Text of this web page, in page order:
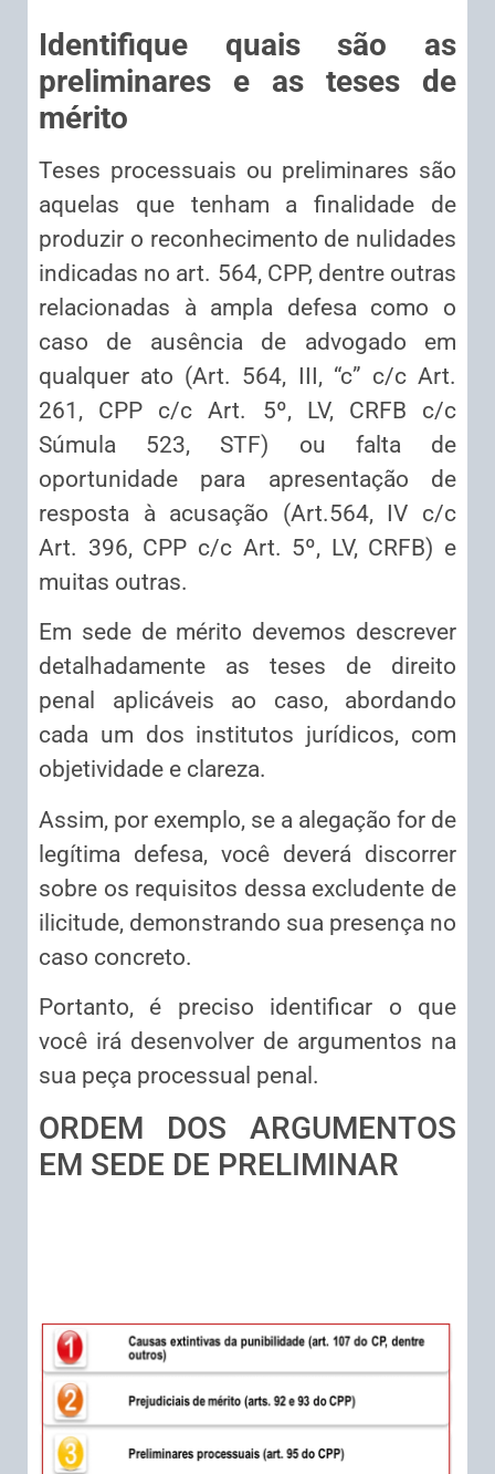
Identifique quais são as
preliminares e as teses de
mérito
Teses processuais ou preliminares são
aquelas que tenham a finalidade de
produzir o reconhecimento de nulidades
indicadas no art. 564, CPP, dentre outras
relacionadas à ampla defesa como o
caso de ausência de advogado em
qualquer ato (Art. 564, III, “c” c/c Art.
261, CPP c/c Art. 5º, LV, CRFB c/c
Súmula 523, STF) ou falta de
oportunidade para apresentação de
resposta à acusação (Art.564, IV c/c
Art. 396, CPP c/c Art. 5º, LV, CRFB) e
muitas outras.
Em sede de mérito devemos descrever
detalhadamente as teses de direito
penal aplicáveis ao caso, abordando
cada um dos institutos jurídicos, com
objetividade e clareza.
Assim, por exemplo, se a alegação for de
legítima defesa, você deverá discorrer
sobre os requisitos dessa excludente de
ilicitude, demonstrando sua presença no
caso concreto.
Portanto, é preciso identificar o que
você irá desenvolver de argumentos na
sua peça processual penal.
ORDEM DOS ARGUMENTOS
EM SEDE DE PRELIMINAR